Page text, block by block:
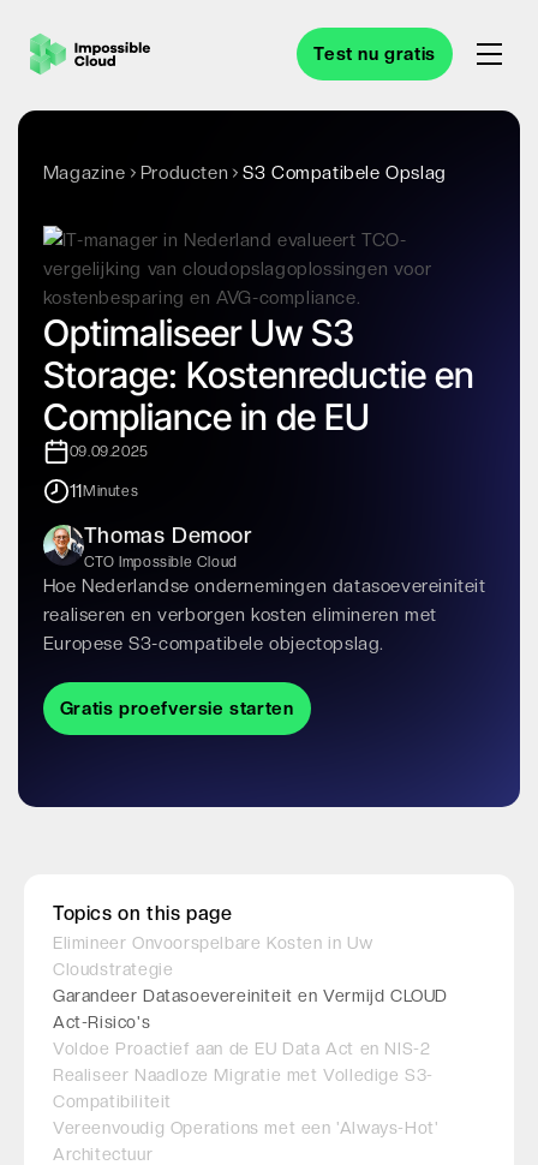
Test nu gratis
Magazine Producten S3 Compatibele Opslag
Optimaliseer Uw S3
Storage: Kostenreductie en
Compliance in de EU
09.09.2025
11Minutes
Thomas Demoor
CTO Impossible Cloud
Hoe Nederlandse ondernemingen datasoevereiniteit
realiseren en verborgen kosten elimineren met
Europese S3-compatibele objectopslag.
Gratis proefversie starten
Topics on this page
Elimineer Onvoorspelbare Kosten in Uw
Cloudstrategie
Garandeer Datasoevereiniteit en Vermijd CLOUD
Act-Risico's
Voldoe Proactief aan de EU Data Act en NIS-2
Realiseer Naadloze Migratie met Volledige S3-
Compatibiliteit
Vereenvoudig Operations met een 'Always-Hot'
Architectuur